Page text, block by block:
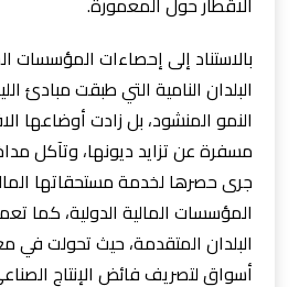
بالاستناد إلى إحصاءات المؤسسات
البلدان النامية التي طبقت مبادئ
النمو المنشود، بل زادت أوضاعها
مسفرة عن تزايد ديونها، وتآكل
جرى حصرها لخدمة مستحقاتها
المؤسسات المالية الدولية، كما
البلدان المتقدمة، حيث تحولت
أسواق لتصريف فائض الإنتاج